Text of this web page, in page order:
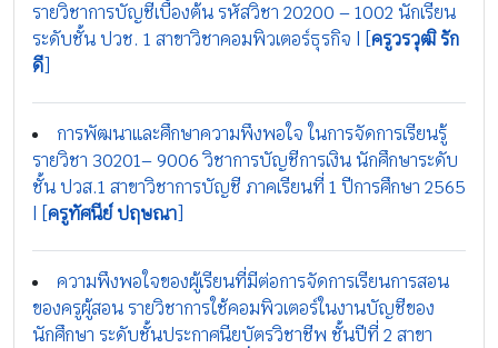
รายวิชาการบัญชีเบื้องต้น รหัสวิชา 20200 – 1002 นักเรียน
ระดับชั้น ปวช. 1 สาขาวิชาคอมพิวเตอร์ธุรกิจ | [ ครูวรวุฒิ รัก
ดี
การพัฒนาและศึกษาความพึงพอใจ ในการจัดการเรียนรู้
รายวิชา 30201– 9006 วิชาการบัญชีการเงิน นักศึกษาระดับ
ชั้น ปวส.1 สาขาวิชาการบัญชี ภาคเรียนที่ 1 ปีการศึกษา 2565
ครูทัศนีย์ ปฤษณา
ความพึงพอใจของผู้เรียนที่มีต่อการจัดการเรียนการสอน
ของครูผู้สอน รายวิชาการใช้คอมพิวเตอร์ในงานบัญชีของ
นักศึกษา ระดับชั้นประกาศนียบัตรวิชาชีพ ชั้นปีที่ 2 สาขา